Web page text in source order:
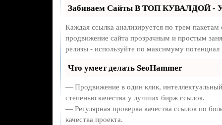
Забиваем Сайты В ТОП КУВАЛДОЙ -
Каждая ссылка анализируется по трем
продвижение сайта прозрачным и простым
релизы - используйте по максимуму
Что умеет делать SeoHammer
— Продвижение в один клик,
степенью качества у лучших бирж ссылок.
— Регулярная проверка качества ссылок по
качества проекта.